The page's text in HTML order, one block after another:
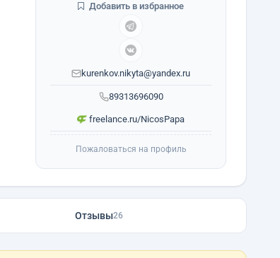
89313696090
kurenkov.nikyta@yandex.ru
freelance.ru/NicosPapa
Добавить в избранное
Пожаловаться на профиль
Отзывы26